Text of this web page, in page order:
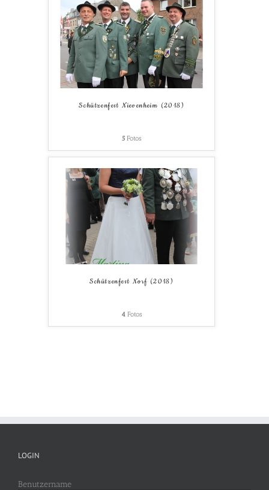
Schützenfest Nievenheim (2018)
5Fotos
Schützenfest Norf (2018)
4Fotos
LOGIN
Benutzername